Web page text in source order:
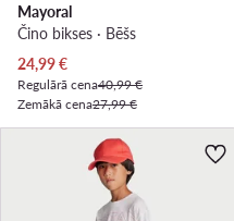
Mayoral
Čino bikses · Bēšs
Pašreizējā cena
24,99€
Regulārā cena40,99 €
Zemākā cena27,99 €